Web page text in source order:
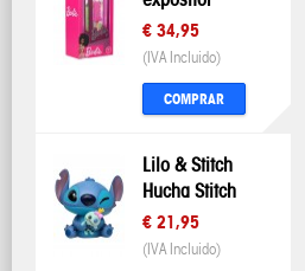
€ 34,95
(IVA Incluido)
COMPRAR
Lilo & Stitch
Hucha Stitch
€ 21,95
(IVA Incluido)